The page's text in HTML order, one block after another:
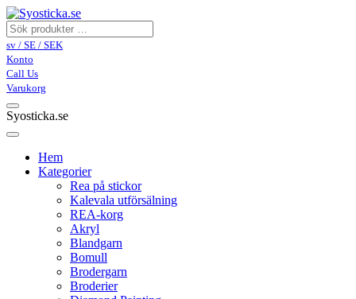
sv / SE / SEK
Konto
Call Us
Varukorg
Syosticka.se
Hem
Kategorier
Rea på stickor
Kalevala utförsälning
REA-korg
Akryl
Blandgarn
Bomull
Brodergarn
Broderier